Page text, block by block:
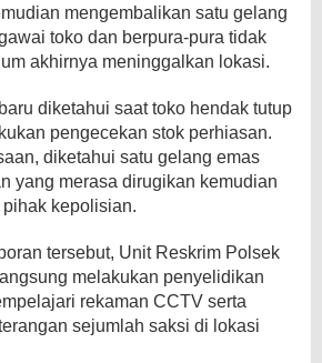
mengembalikan satu gelang
toko dan berpura-pura tidak
akhirnya meninggalkan lokasi.
diketahui saat toko hendak tutup
pengecekan stok perhiasan.
diketahui satu gelang emas
yang merasa dirugikan kemudian
kepolisian.
tersebut, Unit Reskrim Polsek
melakukan penyelidikan
rekaman CCTV serta
sejumlah saksi di lokasi